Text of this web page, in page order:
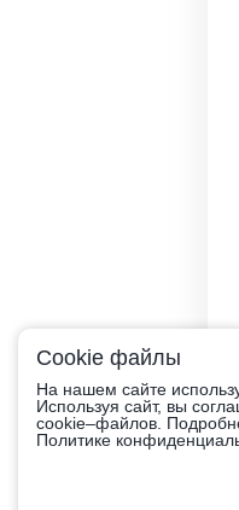
Cookie файлы
На нашем сайте
Используя сайт, вы
cookie–файлов.
Политике